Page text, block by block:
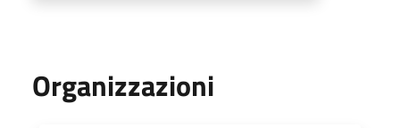
Organizzazioni